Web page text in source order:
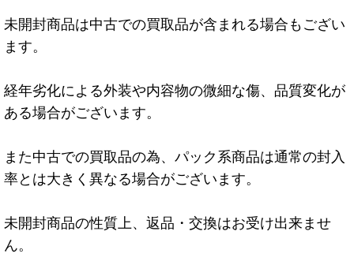
未開封商品は中古での買取品が含まれる場合もござい
ます。
経年劣化による外装や内容物の微細な傷、品質変化が
ある場合がございます。
また中古での買取品の為、パック系商品は通常の封入
率とは大きく異なる場合がございます。
未開封商品の性質上、返品・交換はお受け出来ませ
ん。